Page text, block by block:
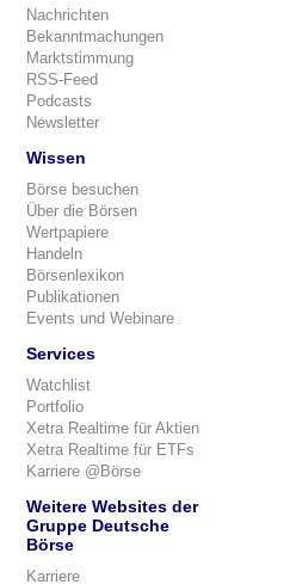
Nachrichten
Bekanntmachungen
Marktstimmung
RSS-Feed
Podcasts
Newsletter
Wissen
Börse besuchen
Über die Börsen
Wertpapiere
Handeln
Börsenlexikon
Publikationen
Events und Webinare
Services
Watchlist
Portfolio
Xetra Realtime für Aktien
Xetra Realtime für ETFs
Karriere @Börse
Weitere Websites der
Gruppe Deutsche
Börse
Karriere